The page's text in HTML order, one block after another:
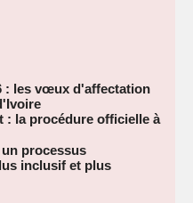
: les vœux d'affectation
: la procédure officielle à
un processus
inclusif et plus